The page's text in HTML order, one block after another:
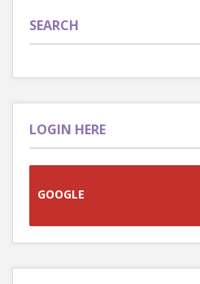
SEARCH
LOGIN HERE
GOOGLE